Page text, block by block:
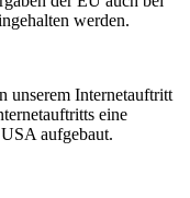
werden.
unserem Internetauftritt
eine
aufgebaut.